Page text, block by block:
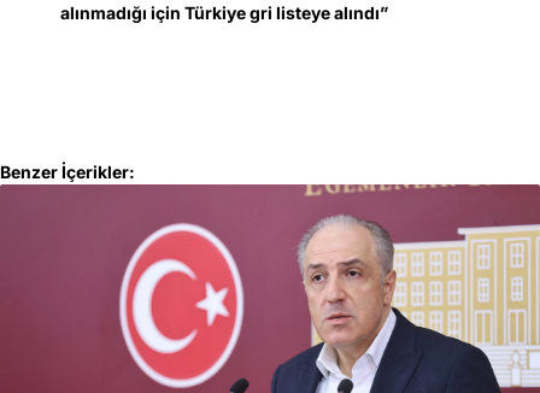
alınmadığı için Türkiye gri listeye alındı”
Benzer İçerikler: